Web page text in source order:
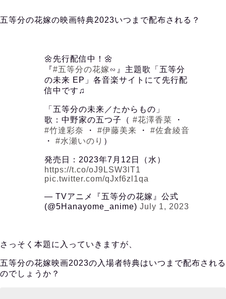
五等分の花嫁の映画特典2023いつまで配布される？
🌼先行配信中！🌼
『#五等分の花嫁∽』主題歌「五等分
の未来 EP」各音楽サイトにて先行配
信中です♫
「五等分の未来／たからもの」
歌：中野家の五つ子（ #花澤香菜 ・
#竹達彩奈
・ #伊藤美来 ・ #佐倉綾音
・ #水瀬いのり ）
発売日：2023年7月12日（水）
https://t.co/oJ9LSW3lT1
pic.twitter.com/qJxf6zl1qa
— TVアニメ『五等分の花嫁』公式
(@5Hanayome_anime) July 1, 2023
さっそく本題に入っていきますが、
五等分の花嫁映画2023の入場者特典はいつまで配布される
のでしょうか？